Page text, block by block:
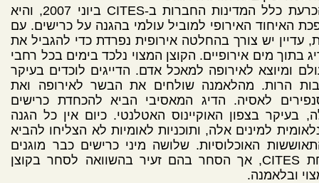
להכרעת כלל המדינות החברות ב-CITES ביוני 2007, והיא
האיחוד האירופי למוביל עולמי בהגנה על כרישים. עם
עדיין יש צורך בהחלטה אירופית נפרדת כדי להגביל את
בתוך מים אירופיים. הקוצן המצוי נלכד בימים בכל רחבי
ומיוצא לאירופה למאכל אדם. הדייגים לוכדים בעיקר
הרות. מהלאמנה שולחים את הבשר לאירופה ואת
לאסיה. הדיג המאסיבי הביא להכחדת כרישים
בעיקר בצפון האוקיינוס האטלנטי. כיום אין כל הגנה
למינים אלה, ותוכניות לאומיות לא הצליחו להביא
האוכלוסיות. שלושה מיני כרישים כבר מוגנים
תחת CITES, אך הסחר בהם זעיר בהשוואה לסחר בקוצן
ובלאמנה.